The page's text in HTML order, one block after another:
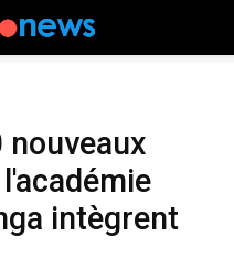
nouveaux
intègrent